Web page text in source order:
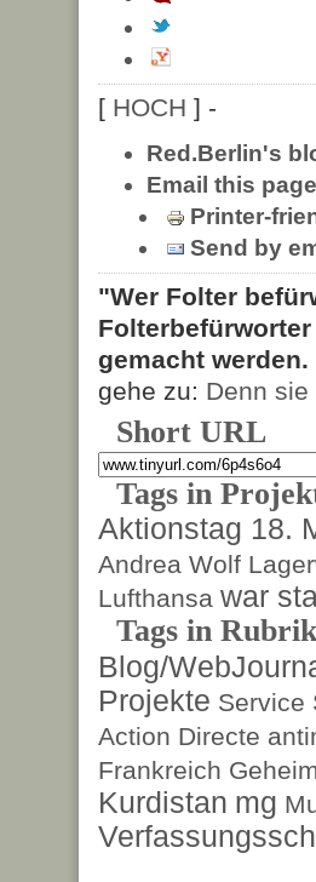
[ HOCH ] -
Red.Berlin's
Email this page
Printer-
Send by
"Wer Folter
gemacht werden.
gehe zu: Denn
Short URL
Tags in
Aktionstag 18.
Andrea Wolf
Lufthansa war
Tags in Rubrik
Blog/
Projekte Service
Action Directe
Frankreich
Kurdistan mg